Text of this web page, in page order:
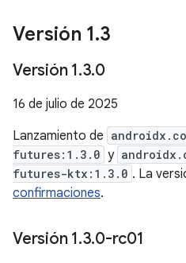
Versión 1.3
Versión 1.3.0
16 de julio de 2025
Lanzamiento de
futures:1.3.0 y
futures-ktx:1.3.0 . La
confirmaciones.
Versión 1.3.0-rc01